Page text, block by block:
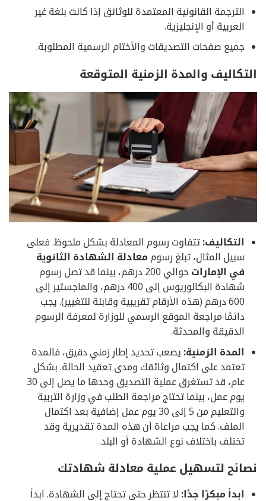
الترجمة القانونية المعتمدة للوثائق إذا كانت بلغة غير
العربية أو الإنجليزية.
جميع صفحات التصديقات والأختام الرسمية المطلوبة.
التكاليف والمدة الزمنية المتوقعة
التكاليف:تتفاوت رسوم المعادلة بشكل ملحوظ. فعلى
سبيل المثال، تبلغ رسوممعادلة الشهادة الثانوية
في الإمارات
حوالي 200 درهم، بينما قد تصل رسوم
شهادة البكالوريوس إلى 400 درهم، والماجستير إلى
600 درهم (هذه الأرقام تقريبية وقابلة للتغيير). يجب
دائمًا مراجعة الموقع الرسمي للوزارة لمعرفة الرسوم
الدقيقة والمحدثة.
المدة الزمنية:يصعب تحديد إطار زمني دقيق، فالمدة
تعتمد على اكتمال وثائقك ومدى تعقيد الحالة. بشكل
عام، قد تستغرق عملية التصديق وحدها ما يصل إلى 30
يوم عمل، بينما تحتاج مراجعة الطلب في وزارة التربية
والتعليم من 5 إلى 30 يوم عمل إضافية بعد اكتمال
الملف. كما يجب مراعاة أن هذه المدة تقديرية وقد
تختلف باختلاف نوع الشهادة أو البلد.
نصائح لتسهيل عملية معادلة شهادتك
ابدأ مبكرًا جدًا:لا تنتظر حتى تحتاج إلى الشهادة. ابدأ